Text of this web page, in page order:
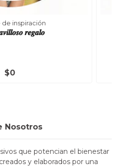
de inspiración
𝒓𝒆𝒈𝒂𝒍𝒐
$0
Nosotros
que potencian el bienestar
y elaborados por una